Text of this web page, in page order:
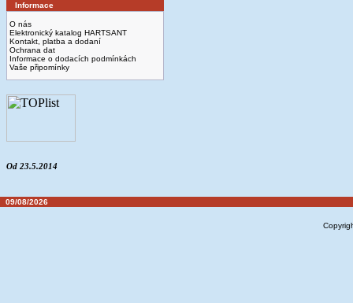
Informace
O nás
Elektronický katalog HARTSANT
Kontakt, platba a dodaní
Ochrana dat
Informace o dodacích podmínkách
Vaše připomínky
Od 23.5.2014
09/08/2026